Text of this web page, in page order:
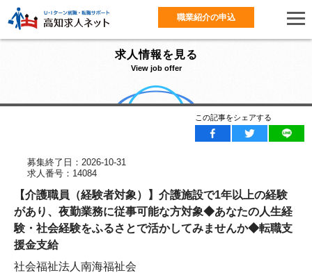
職業紹介の申込
求人情報を見る
View job offer
この記事をシェアする
募集終了日：2026-10-31
求人番号：14084
【介護職員（経験者対象）】介護施設で1年以上の経験
があり、夜勤業務に従事可能な方対象◆あなたの人生経
験・社会経験をふるさとで活かしてみませんか◆転職支
援金支給
社会福祉法人南海福祉会